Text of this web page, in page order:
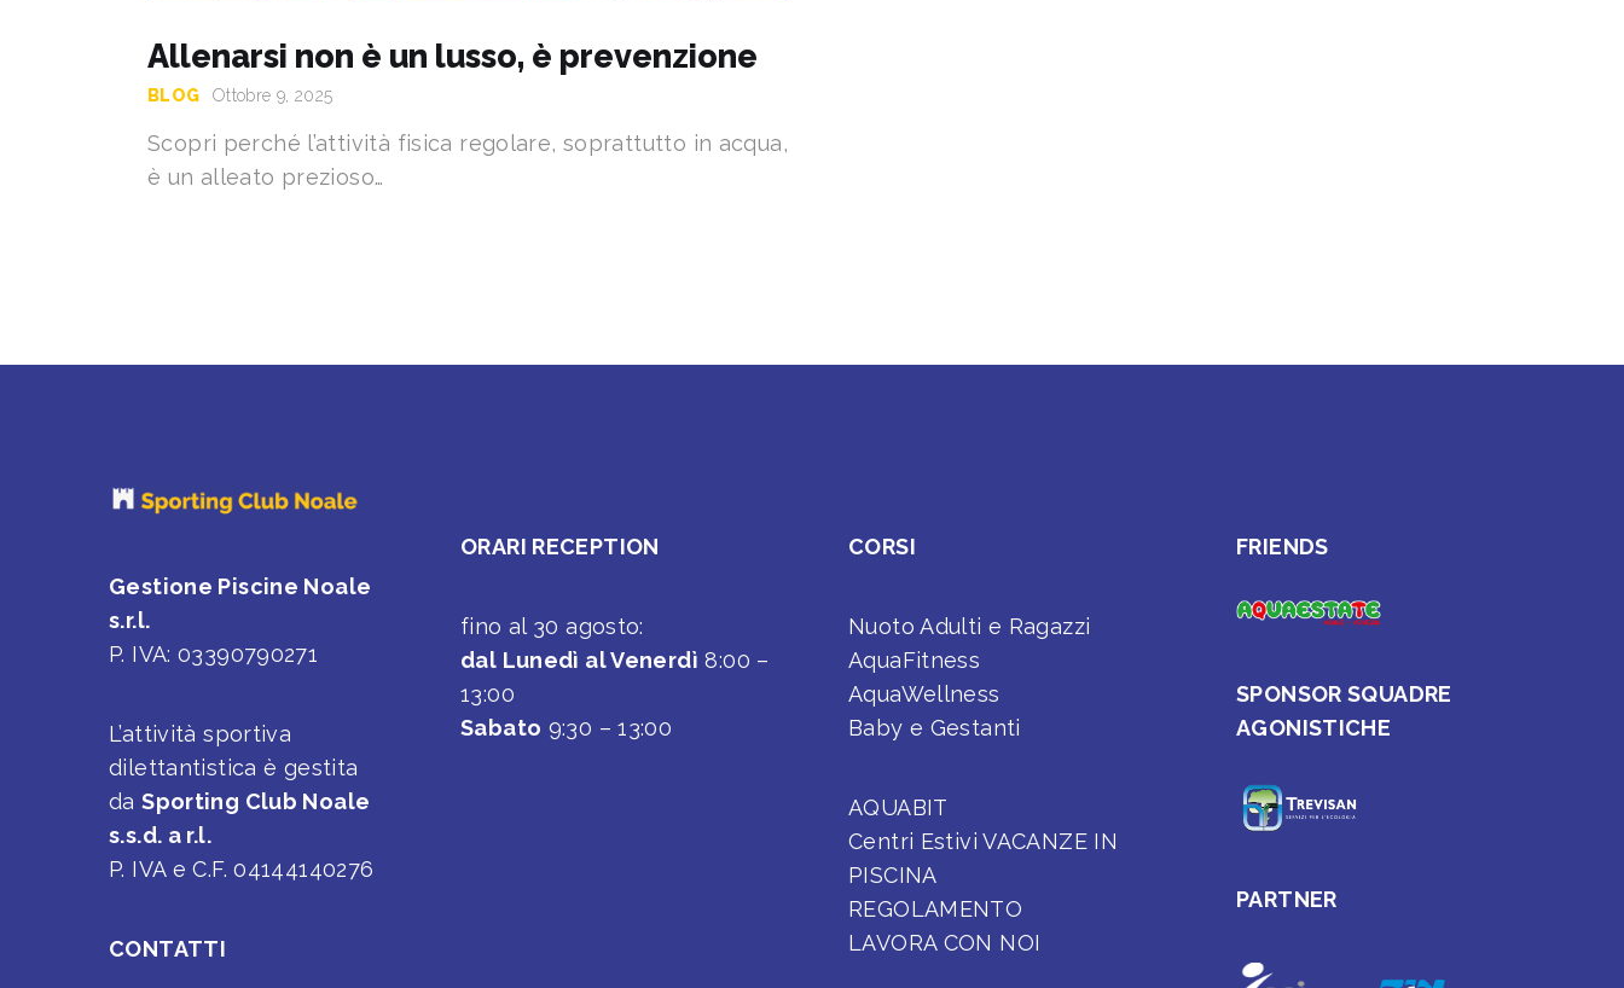
Allenarsi non è un lusso, è prevenzione
BLOG Ottobre 9, 2025
Scopri perché l’attività fisica regolare, soprattutto in acqua,
è un alleato prezioso…
Gestione Piscine Noale
s.r.l.
P. IVA: 03390790271
L’attività sportiva
dilettantistica è gestita
daSporting Club Noale
s.s.d. a r.l.
P. IVA e C.F. 04144140276
CONTATTI
ORARI RECEPTION
fino al 30 agosto:
dal Lunedì al Venerdì 8:00 –
13:00
Sabato 9:30 – 13:00
CORSI
Nuoto Adulti e Ragazzi
AquaFitness
AquaWellness
Baby e Gestanti
AQUABIT
Centri Estivi VACANZE IN
PISCINA
REGOLAMENTO
LAVORA CON NOI
FRIENDS
SPONSOR SQUADRE
AGONISTICHE
PARTNER